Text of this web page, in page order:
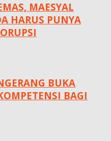
MAESYAL
HARUS PUNYA
BUKA
BAGI